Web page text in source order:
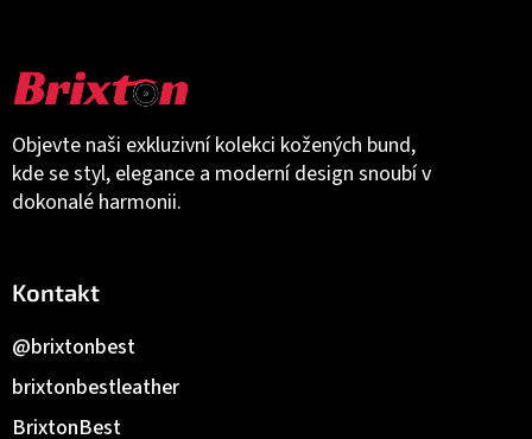
Objevte naši exkluzivní kolekci kožených bund,
kde se styl, elegance a moderní design snoubí v
dokonalé harmonii.
Kontakt
BrixtonBest
brixtonbestleather
@brixtonbest